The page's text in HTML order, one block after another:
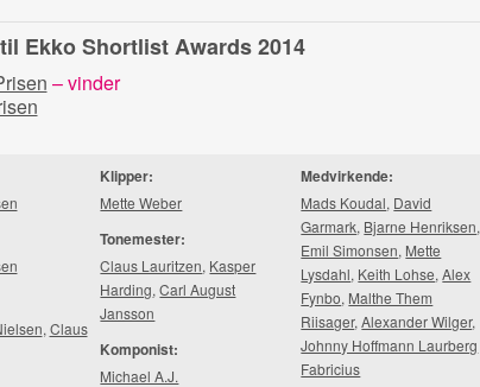
Ekko Shortlist Awards 2014
– vinder
, Claus
Klipper:
Mette Weber
Tonemester:
Claus Lauritzen, Kasper
Harding,Carl August
Jansson
Komponist:
Michael A.J.
Medvirkende:
Mads Koudal, David
Garmark, Bjarne Henriksen,
Emil Simonsen, Mette
Lysdahl, Keith Lohse,Alex
Fynbo, Malthe Them
Riisager,Alexander Wilger,
Johnny Hoffmann Laurberg
Fabricius